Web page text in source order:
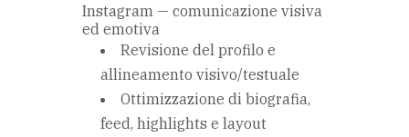
Instagram — comunicazione visiva
ed emotiva
Revisione del profilo e
allineamento visivo/testuale
Ottimizzazione di biografia,
feed, highlights e layout